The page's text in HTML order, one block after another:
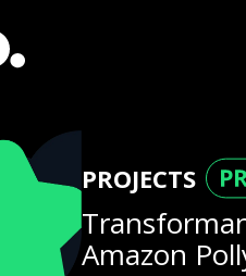
PROJECTS
Amazon